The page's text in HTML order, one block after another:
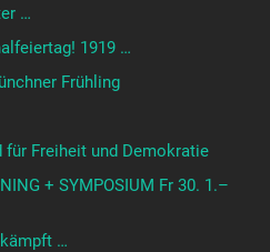
…
1919 …
Frühling
Freiheit und Demokratie
+ SYMPOSIUM Fr 30. 1.–
…